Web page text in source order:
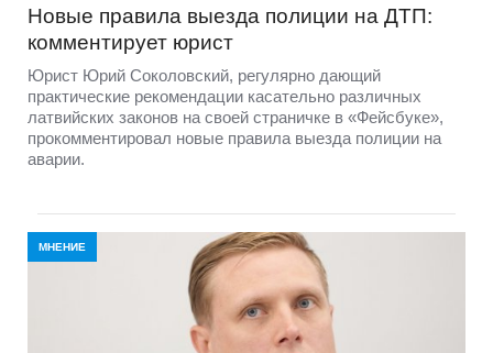
Новые правила выезда полиции на ДТП:
комментирует юрист
Юрист Юрий Соколовский, регулярно дающий
практические рекомендации касательно различных
латвийских законов на своей страничке в «Фейсбуке»,
прокомментировал новые правила выезда полиции на
аварии.
МНЕНИЕ